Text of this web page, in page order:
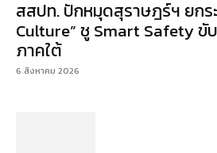
สสปท. ปักหมุดสุราษฎร์ฯ ยกร
Culture” ชู Smart Safety ขั
ภาคใต้
6 สิงหาคม 2026